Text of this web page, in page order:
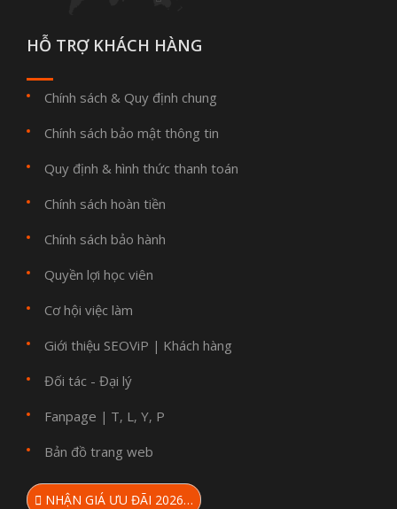
HỖ TRỢ KHÁCH HÀNG
Chính sách & Quy định chung
Chính sách bảo mật thông tin
Quy định & hình thức thanh toán
Chính sách hoàn tiền
Chính sách bảo hành
Quyền lợi học viên
Cơ hội việc làm
Giới thiệu SEOViP | Khách hàng
Đối tác - Đại lý
Fanpage | T, L , Y, P
Bản đồ trang web
NHẬN GIÁ ƯU ĐÃI 2026…